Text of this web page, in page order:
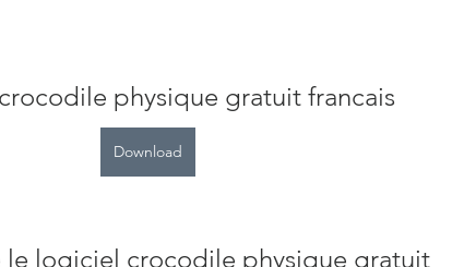
physique gratuit francais
Download
le logiciel crocodile physique gratuit